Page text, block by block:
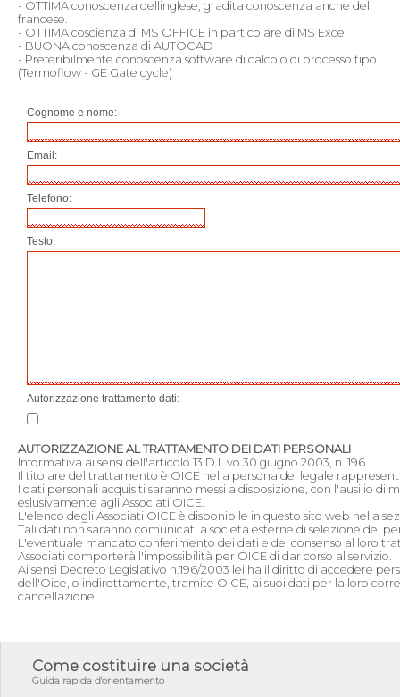
- OTTIMA conoscenza dellinglese, gradita conoscenza anche del
francese.
- OTTIMA coscienza di MS OFFICE in particolare di MS Excel
- BUONA conoscenza di AUTOCAD
- Preferibilmente conoscenza software di calcolo di processo tipo
(Termoflow - GE Gate cycle)
Cognome e nome:
Email:
Telefono:
Testo:
Autorizzazione trattamento dati:
AUTORIZZAZIONE AL TRATTAMENTO DEI DATI PERSONALI
Informativa ai sensi dell'articolo 13 D.L.vo 30 giugno 2003, n. 196
Il titolare del trattamento è OICE nella persona del legale
I dati personali acquisiti saranno messi a disposizione, con l'ausilio
eslusivamente agli Associati OICE.
L'elenco degli Associati OICE è disponibile in questo sito web nella
Tali dati non saranno comunicati a società esterne di selezione del
L'eventuale mancato conferimento dei dati e del consenso al loro
Associati comporterà l'impossibilità per OICE di dar corso al servizio.
Ai sensi Decreto Legislativo n.196/2003 lei ha il diritto di accedere
dell'Oice, o indirettamente, tramite OICE, ai suoi dati per la loro
cancellazione.
Come costituire una società
Guida rapida d'orientamento